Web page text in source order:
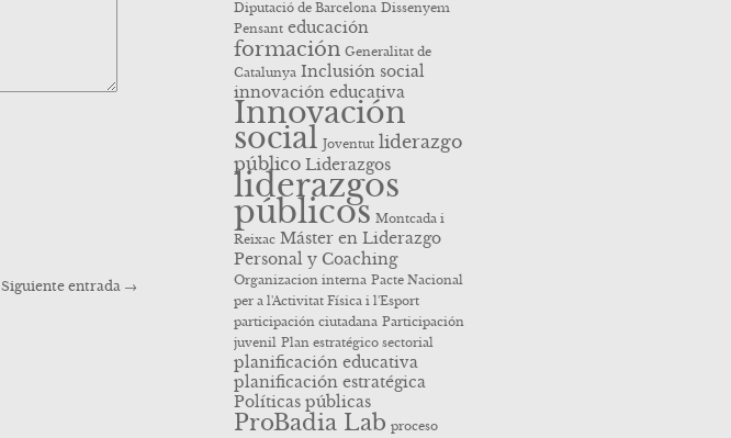
Siguiente entrada →
Diputació de Barcelona Dissenyem
Pensant educación
formación Generalitat de
Catalunya Inclusión social
innovación educativa
Innovación
social Joventut liderazgo
público Liderazgos
liderazgos
públicos Montcada i
Reixac Máster en Liderazgo
Personal y Coaching
Organizacion interna Pacte Nacional
per a l'Activitat Física i l'Esport
participación ciutadana Participación
juvenil Plan estratégico sectorial
planificación educativa
planificación estratégica
Políticas públicas
ProBadia Lab proceso